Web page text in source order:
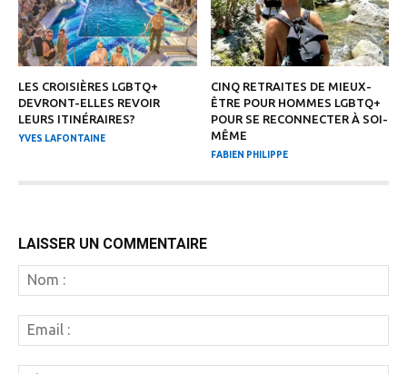
LES CROISIÈRES LGBTQ+
DEVRONT-ELLES REVOIR
LEURS ITINÉRAIRES?
YVES LAFONTAINE
CINQ RETRAITES DE MIEUX-
ÊTRE POUR HOMMES LGBTQ+
POUR SE RECONNECTER À SOI-
MÊME
FABIEN PHILIPPE
LAISSER UN COMMENTAIRE
:
: